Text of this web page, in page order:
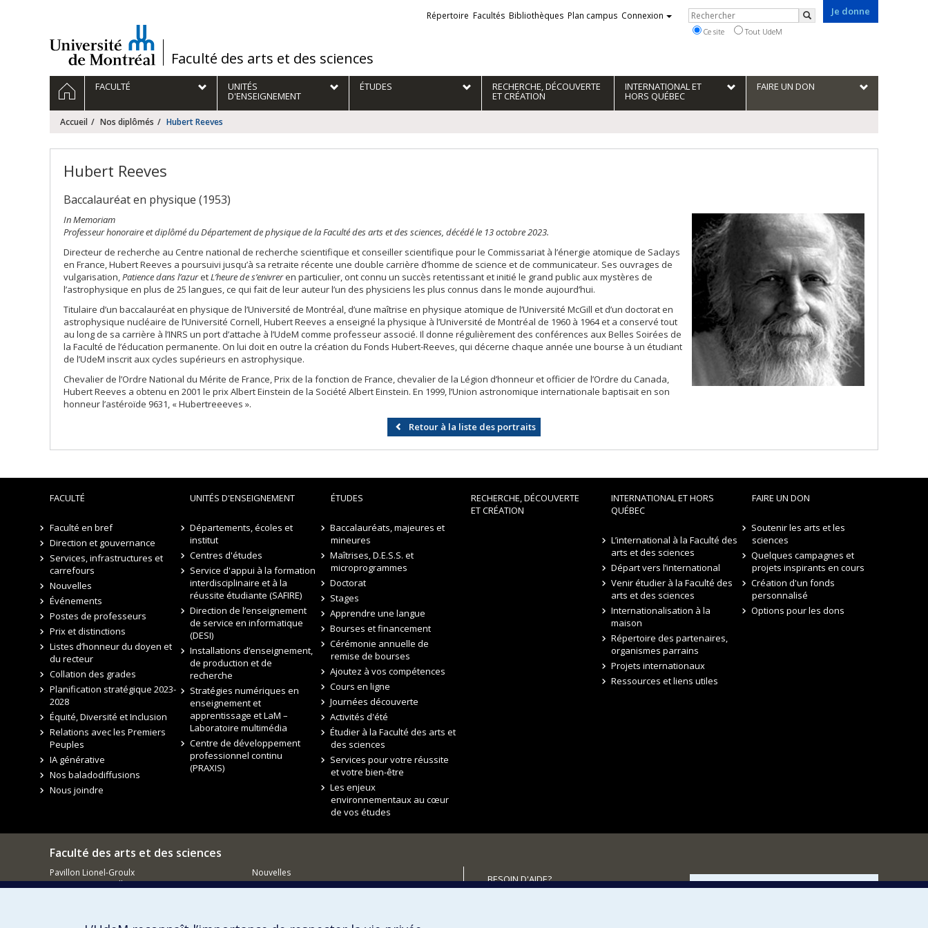
/Faculté des arts et des sciences
Je donne
Liens
externes
Répertoire Facultés Bibliothèques Plan campus Connexion Rechercher
Rechercher
Ce site Tout UdeM
Navigation
principale
ACCUEILFACULTÉ UNITÉS
D'ENSEIGNEMENT
ÉTUDES RECHERCHE, DÉCOUVERTE
ET CRÉATION
INTERNATIONAL ET
HORS QUÉBEC
FAIRE UN DON
Accueil Nos diplômés Hubert Reeves
Hubert Reeves
Baccalauréat en physique (1953)
In Memoriam
Professeur honoraire et diplômé du Département de physique de la Faculté des arts et des sciences, décédé le 13 octobre 2023.
Directeur de recherche au Centre national de recherche scientifique et conseiller scientifique pour le Commissariat à l’énergie atomique de Saclays
en France, Hubert Reeves a poursuivi jusqu’à sa retraite récente une double carrière d’homme de science et de communicateur. Ses ouvrages de
vulgarisation,Patience dans l’azuretL’heure de s’enivreren particulier, ont connu un succès retentissant et initié le grand public aux mystères de
l’astrophysique en plus de 25 langues, ce qui fait de leur auteur l’un des physiciens les plus connus dans le monde aujourd’hui.
Titulaire d’un baccalauréat en physique de l’Université de Montréal, d’une maîtrise en physique atomique de l’Université McGill et d’un doctorat en
astrophysique nucléaire de l’Université Cornell, Hubert Reeves a enseigné la physique à l’Université de Montréal de 1960 à 1964 et a conservé tout
au long de sa carrière à l’INRS un port d’attache à l’UdeM comme professeur associé. Il donne régulièrement des conférences aux Belles Soirées de
la Faculté de l’éducation permanente. On lui doit en outre la création du Fonds Hubert-Reeves, qui décerne chaque année une bourse à un étudiant
de l’UdeM inscrit aux cycles supérieurs en astrophysique.
Chevalier de l’Ordre National du Mérite de France, Prix de la fonction de France, chevalier de la Légion d’honneur et officier de l’Ordre du Canada,
Hubert Reeves a obtenu en 2001 le prix Albert Einstein de la Société Albert Einstein. En 1999, l’Union astronomique internationale baptisait en son
honneur l’astéroïde 9631, « Hubertreeeves ».
Retour à la liste des portraits
FACULTÉ
Faculté en bref
Direction et gouvernance
Services, infrastructures et
carrefours
Nouvelles
Événements
Postes de professeurs
Prix et distinctions
Listes d’honneur du doyen et
du recteur
Collation des grades
Planification stratégique 2023-
2028
Équité, Diversité et Inclusion
Relations avec les Premiers
Peuples
IA générative
Nos baladodiffusions
Nous joindre
UNITÉS D'ENSEIGNEMENT
Départements, écoles et
institut
Centres d'études
Service d'appui à la formation
interdisciplinaire et à la
réussite étudiante (SAFIRE)
Direction de l’enseignement
de service en informatique
(DESI)
Installations d’enseignement,
de production et de
recherche
Stratégies numériques en
enseignement et
apprentissage et LaM –
Laboratoire multimédia
Centre de développement
professionnel continu
(PRAXIS)
ÉTUDES
Baccalauréats, majeures et
mineures
Maîtrises, D.E.S.S. et
microprogrammes
Doctorat
Stages
Apprendre une langue
Bourses et financement
Cérémonie annuelle de
remise de bourses
Ajoutez à vos compétences
Cours en ligne
Journées découverte
Activités d'été
Étudier à la Faculté des arts et
des sciences
Services pour votre réussite
et votre bien-être
Les enjeux
environnementaux au cœur
de vos études
RECHERCHE, DÉCOUVERTE
ET CRÉATION
INTERNATIONAL ET HORS
QUÉBEC
L’international à la Faculté des
arts et des sciences
Départ vers l’international
Venir étudier à la Faculté des
arts et des sciences
Internationalisation à la
maison
Répertoire des partenaires,
organismes parrains
Projets internationaux
Ressources et liens utiles
FAIRE UN DON
Soutenir les arts et les
sciences
Quelques campagnes et
projets inspirants en cours
Création d'un fonds
personnalisé
Options pour les dons
Faculté des arts et des sciences
Pavillon Lionel-Groulx
3150, rue Jean-Brillant
Nouvelles
Événements
BESOIN D'AIDE?
FACULTÉ DES ARTS ET DES SCIENCES